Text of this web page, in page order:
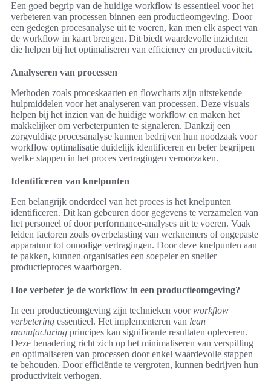
Een goed begrip van de huidige workflow is essentieel voor het
verbeteren van processen binnen een productieomgeving. Door
een gedegen procesanalyse uit te voeren, kan men elk aspect van
de workflow in kaart brengen. Dit biedt waardevolle inzichten
die helpen bij het optimaliseren van efficiency en productiviteit.
Analyseren van processen
Methoden zoals proceskaarten en flowcharts zijn uitstekende
hulpmiddelen voor het analyseren van processen. Deze visuals
helpen bij het inzien van de huidige workflow en maken het
makkelijker om verbeterpunten te signaleren. Dankzij een
zorgvuldige procesanalyse kunnen bedrijven hun noodzaak voor
workflow optimalisatie duidelijk identificeren en beter begrijpen
welke stappen in het proces vertragingen veroorzaken.
Identificeren van knelpunten
Een belangrijk onderdeel van het proces is het knelpunten
identificeren. Dit kan gebeuren door gegevens te verzamelen van
het personeel of door performance-analyses uit te voeren. Vaak
leiden factoren zoals overbelasting van werknemers of ongepaste
apparatuur tot onnodige vertragingen. Door deze knelpunten aan
te pakken, kunnen organisaties een soepeler en sneller
productieproces waarborgen.
Hoe verbeter je de workflow in een productieomgeving?
In een productieomgeving zijn technieken voorworkflow
verbetering essentieel. Het implementeren van lean
manufacturing principes kan significante resultaten opleveren.
Deze benadering richt zich op het minimaliseren van verspilling
en optimaliseren van processen door enkel waardevolle stappen
te behouden. Door efficiëntie te vergroten, kunnen bedrijven hun
productiviteit verhogen.